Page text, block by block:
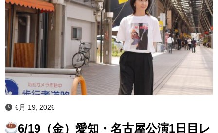
6月 19, 2026
6/19（金）愛知・名古屋公演1日目レ